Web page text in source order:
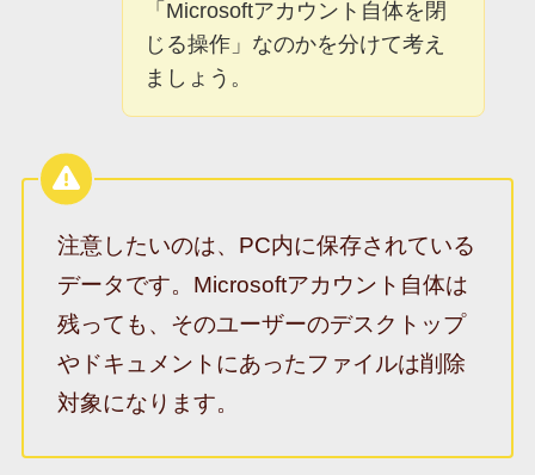
「Microsoftアカウント自体を閉
じる操作」なのかを分けて考え
ましょう。
注意したいのは、PC内に保存されている
データです。Microsoftアカウント自体は
残っても、そのユーザーのデスクトップ
やドキュメントにあったファイルは削除
対象になります。